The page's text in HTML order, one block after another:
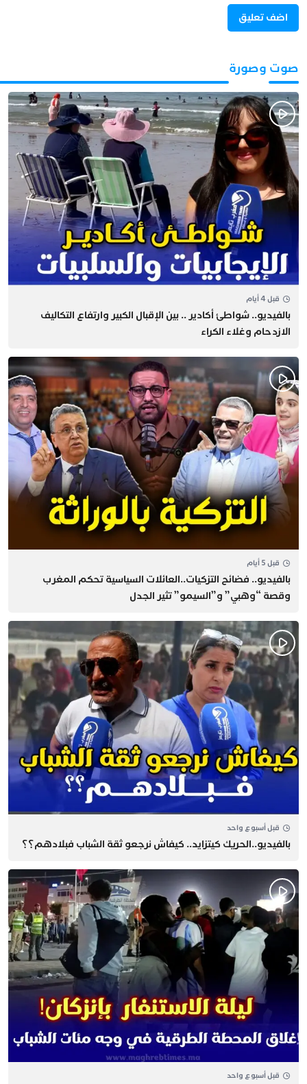
صوت وصورة
قبل 4 أيام
بالفيديو.. شواطئ أكادير .. بين الإقبال الكبير وارتفاع التكاليف
الازدحام وغلاء الكراء
قبل 5 أيام
بالفيديو.. فضائح التزكيات..العائلات السياسية تحكم المغرب
وقصة “وهبي” و”السيمو” تثير الجدل
قبل أسبوع واحد
بالفيديو..الحريك كيتزايد.. كيفاش نرجعو ثقة الشباب فبلادهم؟؟
قبل أسبوع واحد